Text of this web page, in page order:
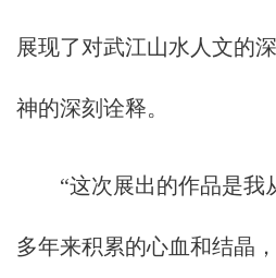
展现了对武江山水人文的
神的深刻诠释。
“这次展出的作品是我
多年来积累的心血和结晶